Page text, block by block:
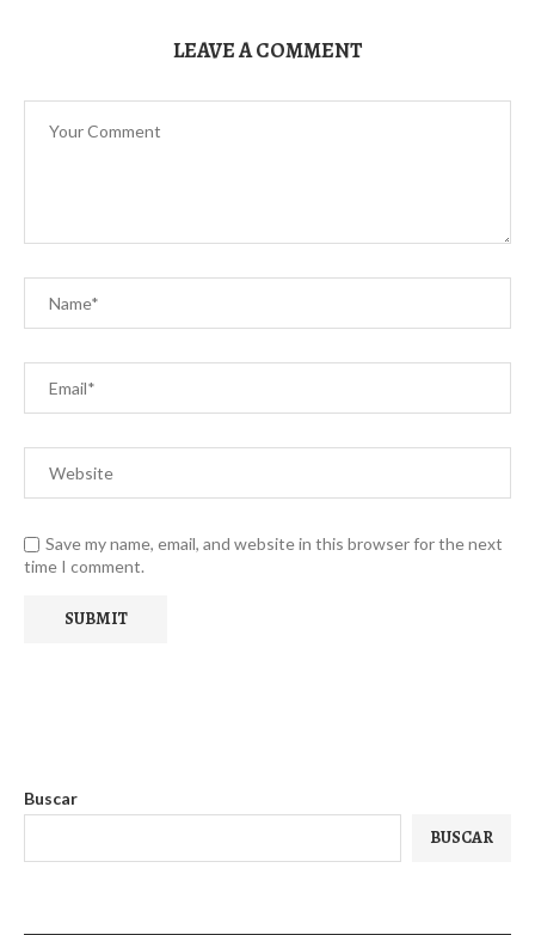
LEAVE A COMMENT
Save my name, email, and website in this browser for the next
time I comment.
Buscar
BUSCAR